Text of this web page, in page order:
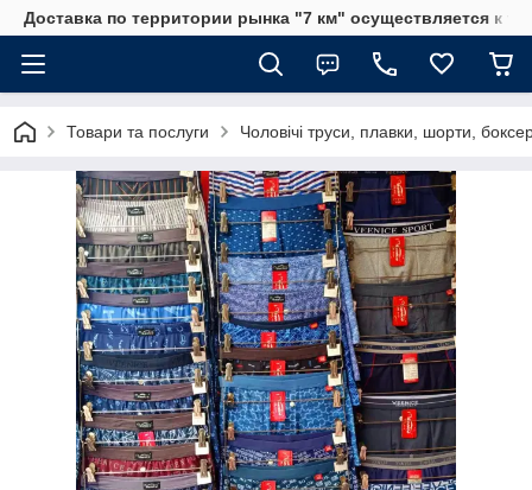
Доставка по территории рынка "7 км" осуществляется к
Товари та послуги Чоловічі труси, плавки, шорти,